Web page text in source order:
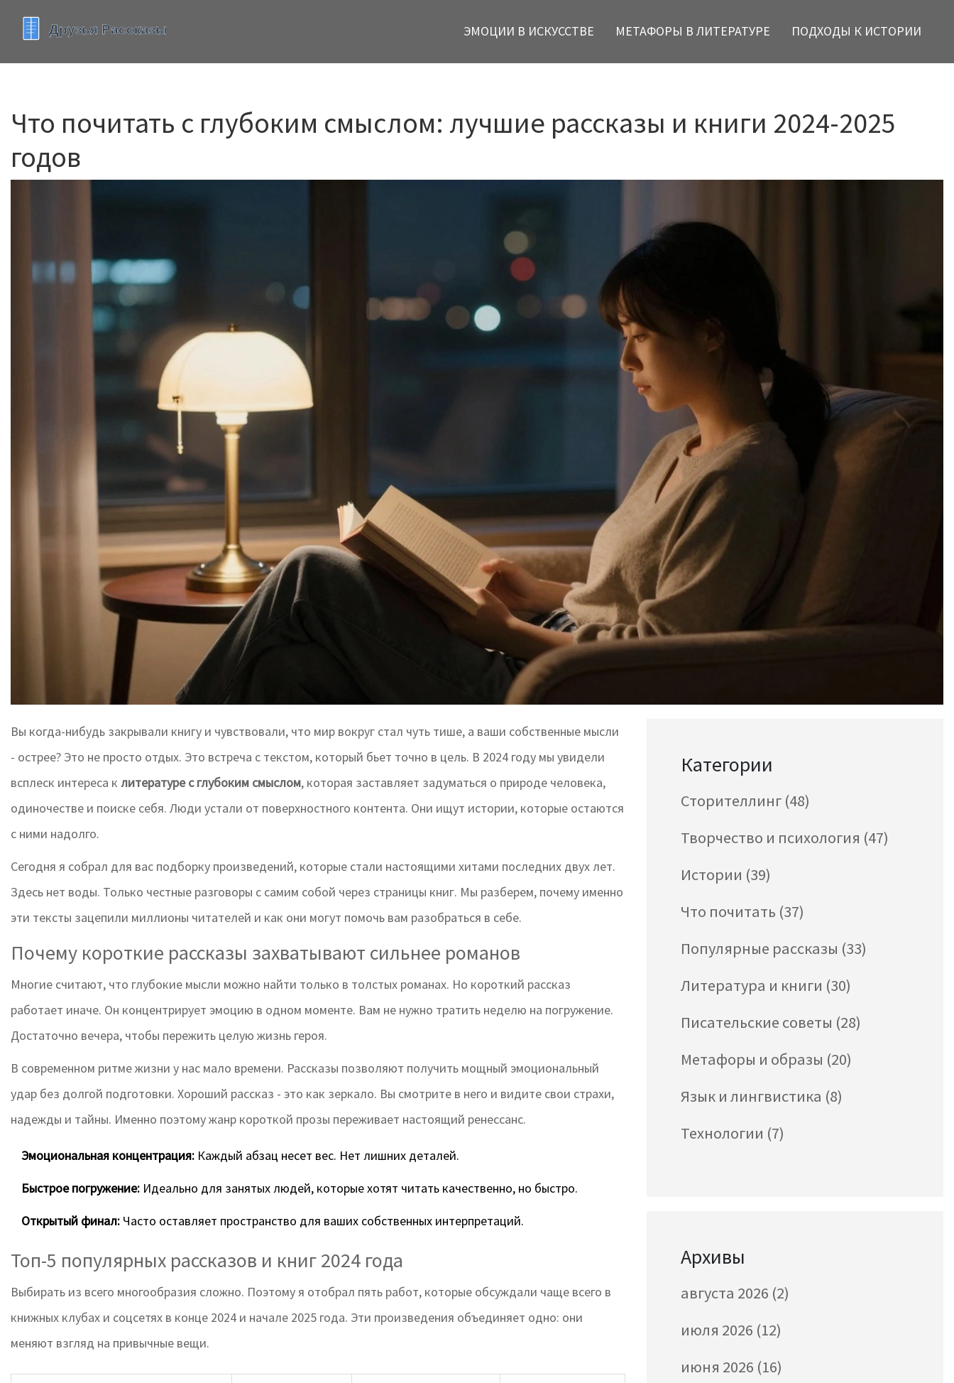
ЭМОЦИИ В ИСКУССТВЕ МЕТАФОРЫ В ЛИТЕРАТУРЕ ПОДХОДЫ К ИСТОРИИ
Что почитать с глубоким смыслом: лучшие рассказы и книги 2024-2025
годов
Вы когда-нибудь закрывали книгу и чувствовали, что мир вокруг стал чуть тише, а ваши собственные мысли
- острее? Это не просто отдых. Это встреча с текстом, который бьет точно в цель. В 2024 году мы увидели
всплеск интереса к литературе с глубоким смыслом, которая заставляет задуматься о природе человека,
одиночестве и поиске себя. Люди устали от поверхностного контента. Они ищут истории, которые остаются
с ними надолго.
Сегодня я собрал для вас подборку произведений, которые стали настоящими хитами последних двух лет.
Здесь нет воды. Только честные разговоры с самим собой через страницы книг. Мы разберем, почему именно
эти тексты зацепили миллионы читателей и как они могут помочь вам разобраться в себе.
Почему короткие рассказы захватывают сильнее романов
Многие считают, что глубокие мысли можно найти только в толстых романах. Но короткий рассказ
работает иначе. Он концентрирует эмоцию в одном моменте. Вам не нужно тратить неделю на погружение.
Достаточно вечера, чтобы пережить целую жизнь героя.
В современном ритме жизни у нас мало времени. Рассказы позволяют получить мощный эмоциональный
удар без долгой подготовки. Хороший рассказ - это как зеркало. Вы смотрите в него и видите свои страхи,
надежды и тайны. Именно поэтому жанр короткой прозы переживает настоящий ренессанс.
Эмоциональная концентрация: Каждый абзац несет вес. Нет лишних деталей.
Быстрое погружение: Идеально для занятых людей, которые хотят читать качественно, но быстро.
Открытый финал: Часто оставляет пространство для ваших собственных интерпретаций.
Топ-5 популярных рассказов и книг 2024 года
Выбирать из всего многообразия сложно. Поэтому я отобрал пять работ, которые обсуждали чаще всего в
книжных клубах и соцсетях в конце 2024 и начале 2025 года. Эти произведения объединяет одно: они
меняют взгляд на привычные вещи.
Категории
Сторителлинг (48)
Творчество и психология (47)
Истории (39)
Что почитать (37)
Популярные рассказы (33)
Литература и книги (30)
Писательские советы (28)
Метафоры и образы (20)
Язык и лингвистика (8)
Технологии (7)
Архивы
августа 2026 (2)
июля 2026 (12)
июня 2026 (16)